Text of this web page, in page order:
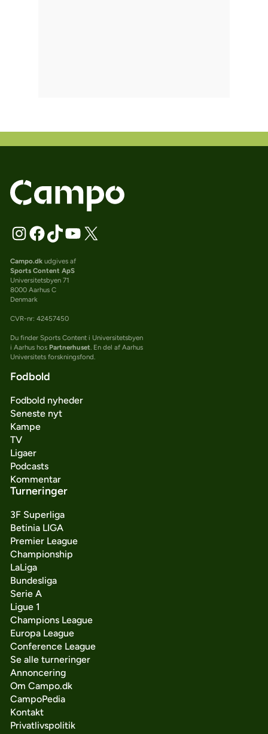
Campo.dkudgives af
Sports Content ApS
Universitetsbyen 71
8000 Aarhus C
Denmark
CVR-nr: 42457450
Du finder Sports Content i Universitetsbyen
i Aarhus hos Partnerhuset . En del af Aarhus
Universitets forskningsfond.
Fodbold
Fodbold nyheder
Seneste nyt
Kampe
TV
Ligaer
Podcasts
Kommentar
Turneringer
3F Superliga
Betinia LIGA
Premier League
Championship
LaLiga
Bundesliga
Serie A
Ligue 1
Champions League
Europa League
Conference League
Se alle turneringer
Annoncering
Om Campo.dk
CampoPedia
Kontakt
Privatlivspolitik